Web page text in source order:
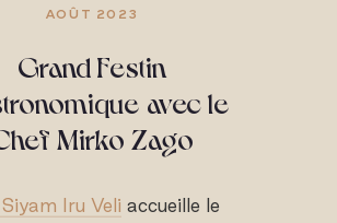
AOÛT 2023
Grand Festin
avec le
Mirko Zago
Iru Veli accueille le